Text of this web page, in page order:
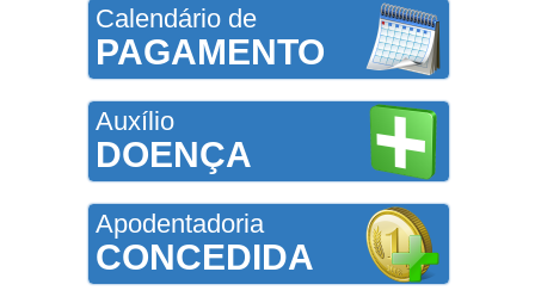
Calendário de
PAGAMENTO
Auxílio
DOENÇA
Apodentadoria
CONCEDIDA